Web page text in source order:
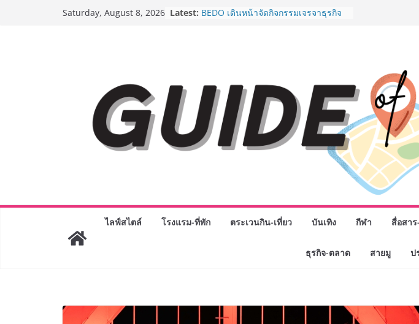
Saturday, August 8, 2026 Latest: ยาวนานกว่า 20 ปี ต่อยอดเสิร์ฟความ
พาณิชย์อย่างยั่งยืน
LORDNINE จัดศึกคนดังสายเกม ไทย
ปะทะ ฟิลิปปินส์ ใน “Rise of the Tenth
Lord” เปิดสงครามกิลด์ข้ามประเทศ
ฉลองเซิร์ฟเวอร์ใหม่ เฮเลนา
Guangzhou Yinghao School เผยวิสัย
ทัศน์การศึกษาที่พร้อมรับอนาคต “เราไม่
8.8 “ซูเลียน” รวมพลังนักธุรกิจทั่ว
ประเทศ จัดประชุมใหญ่แห่งปี พบ CEO
พร้อมฟรีคอนเสิร์ต “โชค รถแห่” ยกวง
ไลฟ์สไตล์ โรงแรม-ที่พัก ตระเวนกิน-เที่ยว บันเทิง กีฬา สื่อสาร
ธุรกิจ-ตลาด สายมู ป